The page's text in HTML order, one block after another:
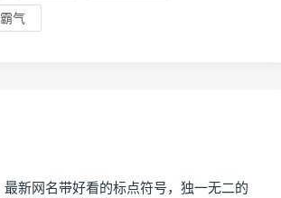
霸气
最新网名带好看的标点符号，独一无二的